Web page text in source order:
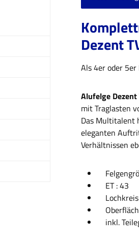
Dezent
Als 4er oder
Alufelge
mit Traglasten
Das Multitalent
eleganten
Verhältnissen
ET : 43
inkl.